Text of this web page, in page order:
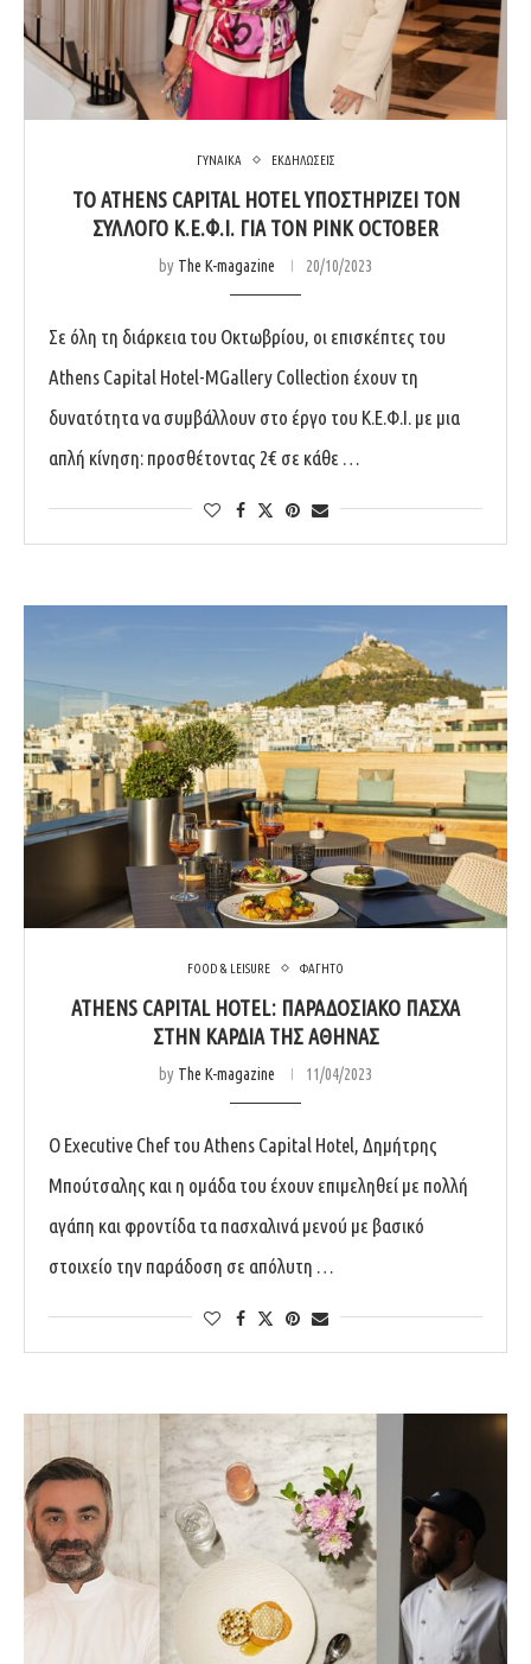
ΓΥΝΑΙΚΑ ΕΚΔΗΛΩΣΕΙΣ
ΤΟ ATHENS CAPITAL HOTEL ΥΠΟΣΤΗΡΙΖΕΙ ΤΟΝ
ΣΥΛΛΟΓΟ Κ.Ε.Φ.Ι. ΓΙΑ ΤΟΝ PINK OCTOBER
by The K-magazine 20/10/2023
Σε όλη τη διάρκεια του Οκτωβρίου, οι επισκέπτες του
Athens Capital Hotel-MGallery Collection έχουν τη
δυνατότητα να συμβάλλουν στο έργο του Κ.Ε.Φ.Ι. με μια
απλή κίνηση: προσθέτοντας 2€ σε κάθε …
FOOD & LEISURE ΦΑΓΗΤΟ
ATHENS CAPITAL HOTEL: ΠΑΡΑΔΟΣΙΑΚΟ ΠΑΣΧΑ
ΣΤΗΝ ΚΑΡΔΙΑ ΤΗΣ ΑΘΗΝΑΣ
by The K-magazine 11/04/2023
Ο Executive Chef του Athens Capital Hotel, Δημήτρης
Μπούτσαλης και η ομάδα του έχουν επιμεληθεί με πολλή
αγάπη και φροντίδα τα πασχαλινά μενού με βασικό
στοιχείο την παράδοση σε απόλυτη …